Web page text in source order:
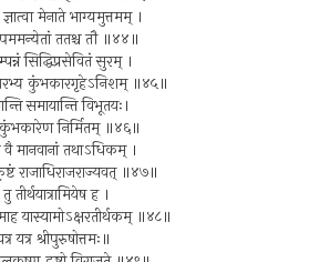
मेनाते भाग्यमुत्तमम् ।
ततश्च तौ ॥४४॥
सिद्धिप्रसेवितं सुरम् ।
कुंभकारगृहेऽनिशम् ॥४५॥
समायान्ति विभूतयः।
कुंभकारेण निर्मितम् ॥४६॥
वै मानवानां तथाऽधिकम् ।
राजाधिराजराज्यवत् ॥४७॥
ह ।
यास्यामोऽक्षरतीर्थकम् ॥४८॥
यत्र श्रीपुरुषोत्तमः॥